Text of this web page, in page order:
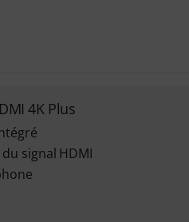
4K Plus
signal HDMI